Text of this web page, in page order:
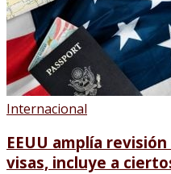
Internacional
EEUU amplía
visas, incluye a